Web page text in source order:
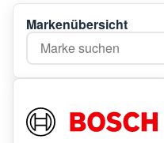
Markenübersicht
Marke suchen